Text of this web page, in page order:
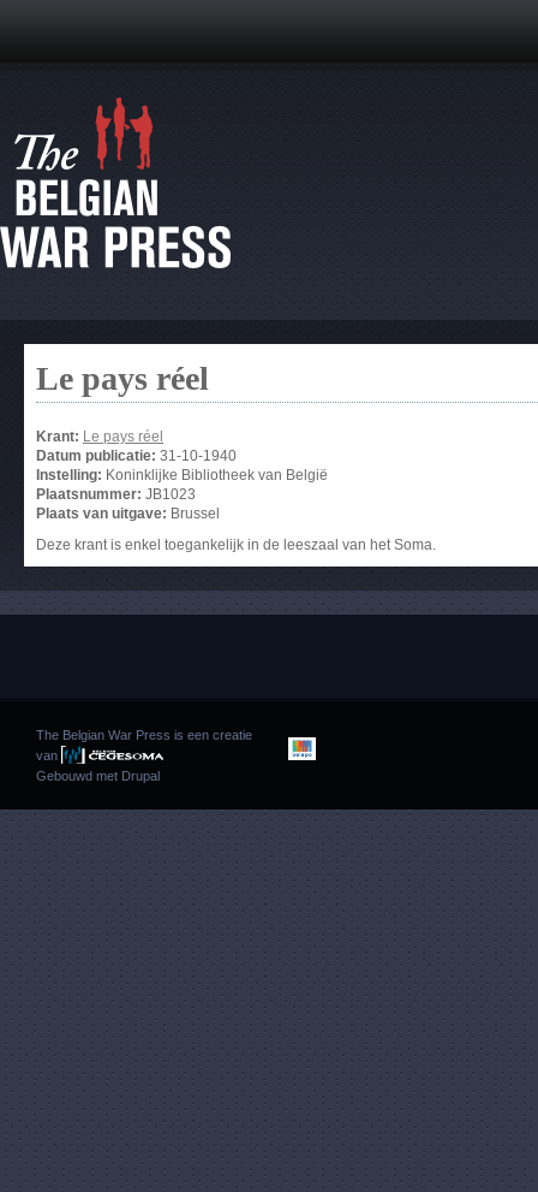
Le pays réel
Krant: Le pays réel
Datum publicatie: 31-10-1940
Instelling: Koninklijke Bibliotheek van België
Plaatsnummer: JB1023
Plaats van uitgave: Brussel
Deze krant is enkel toegankelijk in de leeszaal van het Soma.
The Belgian War Press is een creatie
van
Gebouwd met Drupal